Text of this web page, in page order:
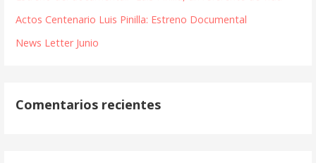
Actos Centenario Luis Pinilla: Estreno Documental
News Letter Junio
Comentarios recientes